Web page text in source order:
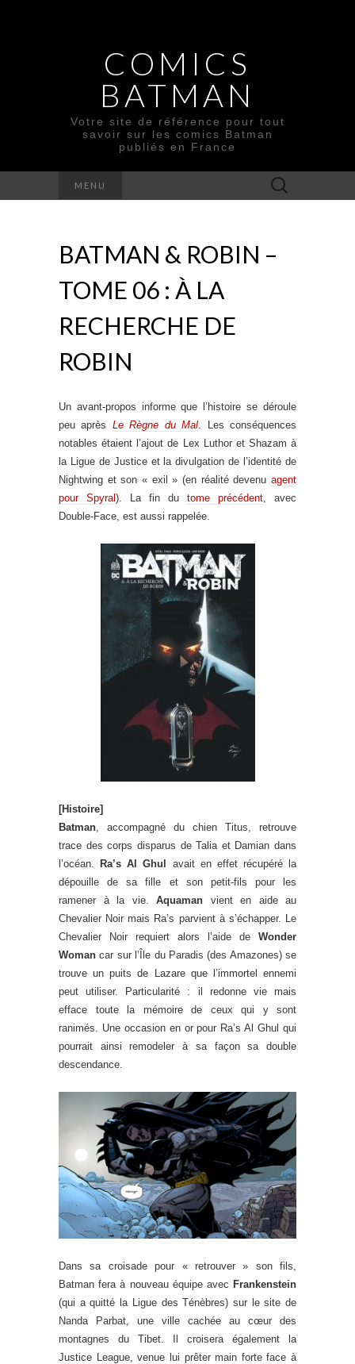
COMICS
BATMAN
Votre site de référence pour tout
savoir sur les comics Batman
publiés en France
MENU Rechercher :
BATMAN & ROBIN –
TOME 06 : À LA
RECHERCHE DE
ROBIN
Un avant-propos informe que l’histoire se déroule
peu après Le Règne du Mal. Les conséquences
notables étaient l’ajout de Lex Luthor et Shazam à
la Ligue de Justice et la divulgation de l’identité de
Nightwing et son « exil » (en réalité devenu agent
pour Spyral). La fin du tome précédent, avec
Double-Face, est aussi rappelée.
[Histoire]
Batman, accompagné du chien Titus, retrouve
trace des corps disparus de Talia et Damian dans
l’océan.
Ra’s Al Ghul
avait en effet récupéré la
dépouille de sa fille et son petit-fils pour les
ramener à la vie. Aquaman vient en aide au
Chevalier Noir mais Ra’s parvient à s’échapper. Le
Chevalier Noir requiert alors l’aide de Wonder
Woman car sur l’Île du Paradis (des Amazones) se
trouve un puits de Lazare que l’immortel ennemi
peut utiliser. Particularité : il redonne vie mais
efface toute la mémoire de ceux qui y sont
ranimés. Une occasion en or pour Ra’s Al Ghul qui
pourrait ainsi remodeler à sa façon sa double
descendance.
Dans sa croisade pour « retrouver » son fils,
Batman fera à nouveau équipe avec Frankenstein
(qui a quitté la Ligue des Ténèbres) sur le site de
Nanda Parbat, une ville cachée au cœur des
montagnes du Tibet. Il croisera également la
Justice League, venue lui prêter main forte face à